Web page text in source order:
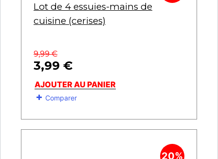
Lot de 4 essuies-mains de
cuisine (cerises)
9,99€
3,99 €
AJOUTER AU PANIER
Comparer
20%